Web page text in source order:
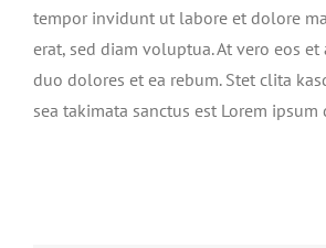
tempor invidunt ut labore et dolore
erat, sed diam voluptua. At vero eos et
duo dolores et ea rebum. Stet clita
sea takimata sanctus est Lorem